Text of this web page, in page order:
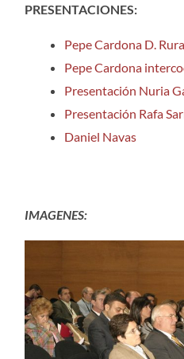
PRESENTACIONES:
Pepe Cardona D.
Pepe Cardona
Presentación Nuria
Presentación Rafa
Daniel Navas
IMAGENES: